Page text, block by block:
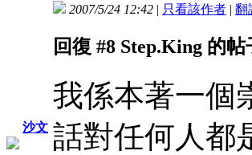
沙文
2007/5/24 12:42 | 只看該作者 | 翻
回復 #8 Step.King 的帖
我係本著一個
話對任何人都